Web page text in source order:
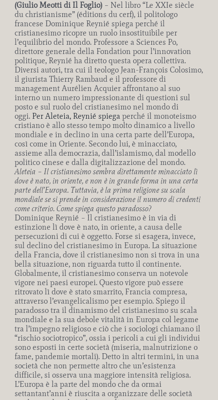
(Giulio Meotti di Il Foglio) – Nel libro “Le XXIe siècle
du christianisme” (éditions du cerf), il politologo
francese Dominique Reynié spiega perché il
cristianesimo ricopre un ruolo insostituibile per
l’equilibrio del mondo. Professore a Sciences Po,
direttore generale della Fondation pour l’innovation
politique, Reynié ha diretto questa opera collettiva.
Diversi autori, tra cui il teologo Jean-François Colosimo,
il giurista Thierry Rambaud e il professore di
management Aurélien Acquier affrontano al suo
interno un numero impressionante di questioni sul
posto e sul ruolo del cristianesimo nel mondo di
oggi. Per Aleteia, Reynié spiega perché il monoteismo
cristiano è allo stesso tempo molto dinamico a livello
mondiale e in declino in una certa parte dell’Europa,
così come in Oriente. Secondo lui, è minacciato,
assieme alla democrazia, dall’islamismo, dal modello
politico cinese e dalla digitalizzazione del mondo.
Aleteia – Il cristianesimo sembra direttamente minacciato lì
dove è nato, in oriente, e non è in grande forma in una certa
parte dell’Europa. Tuttavia, è la prima religione su scala
mondiale se si prende in considerazione il numero di credenti
come criterio. Come spiega questo paradosso?
Dominique Reynié – Il cristianesimo è in via di
estinzione lì dove è nato, in oriente, a causa delle
persecuzioni di cui è oggetto. Forse si esagera, invece,
sul declino del cristianesimo in Europa. La situazione
della Francia, dove il cristianesimo non si trova in una
bella situazione, non riguarda tutto il continente.
Globalmente, il cristianesimo conserva un notevole
vigore nei paesi europei. Questo vigore può essere
ritrovato lì dove è stato smarrito, Francia compresa,
attraverso l’evangelicalismo per esempio. Spiego il
paradosso tra il dinamismo del cristianesimo su scala
mondiale e la sua debole vitalità in Europa col legame
tra l’impegno religioso e ciò che i sociologi chiamano il
“rischio sociotropico”, ossia i pericoli a cui gli individui
sono esposti in certe società (miseria, malnutrizione o
fame, pandemie mortali). Detto in altri termini, in una
società che non permette altro che un’esistenza
difficile, si osserva una maggiore intensità religiosa.
L’Europa è la parte del mondo che da ormai
settantant’anni è riuscita a organizzare delle società